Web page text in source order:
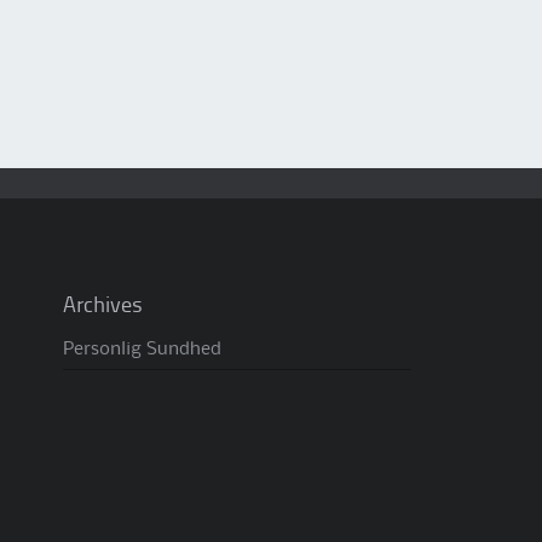
Archives
Personlig Sundhed